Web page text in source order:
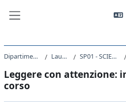
Dipartimento di Scienze Politiche e Sociali Laurea triennale (DM270) SP01 - SCIENZE INTERNAZIONALI E DIPLOMATICHE
Leggere con attenzione:
corso